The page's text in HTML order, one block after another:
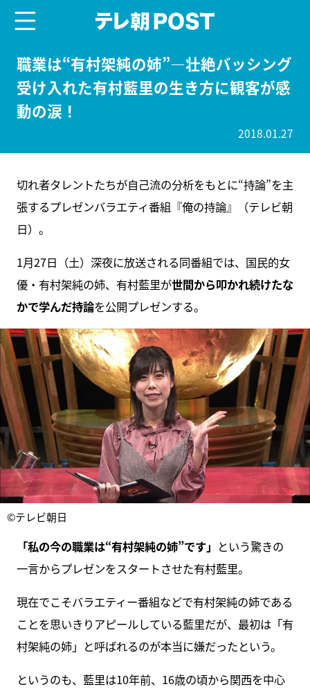
職業は“有村架純の姉”―壮絶バッシング
受け入れた有村藍里の生き方に観客が感
動の涙！
2018.01.27
切れ者タレントたちが自己流の分析をもとに“持論”を主
張するプレゼンバラエティ番組『俺の持論』（テレビ朝
日）。
1月27日（土）深夜に放送される同番組では、国民的女
優・有村架純の姉、有村藍里が世間から叩かれ続けたな
かで学んだ持論を公開プレゼンする。
©テレビ朝日
「私の今の職業は“有村架純の姉”です」 という驚きの
一言からプレゼンをスタートさせた有村藍里。
現在でこそバラエティー番組などで有村架純の姉である
ことを思いきりアピールしている藍里だが、最初は「有
村架純の姉」と呼ばれるのが本当に嫌だったという。
というのも、藍里は10年前、16歳の頃から関西を中心